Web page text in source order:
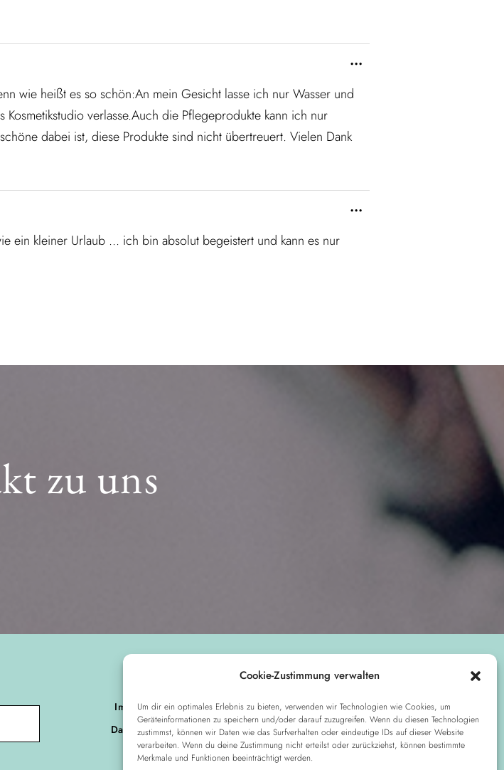
Cookie-Zustimmung verwalten
Um dir ein optimales Erlebnis zu bieten, verwenden wir Technologien wie Cookies, um
Geräteinformationen zu speichern und/oder darauf zuzugreifen. Wenn du diesen Technologien
zustimmst, können wir Daten wie das Surfverhalten oder eindeutige IDs auf dieser Website
verarbeiten. Wenn du deine Zustimmung nicht erteilst oder zurückziehst, können bestimmte
Merkmale und Funktionen beeinträchtigt werden.
wie heißt es so schön:An mein Gesicht lasse ich nur Wasser und
verlasse.Auch die Pflegeprodukte kann ich nur
dabei ist, diese Produkte sind nicht übertreuert. Vielen Dank
...
ein kleiner Urlaub ... ich bin absolut begeistert und kann es nur
...
zu uns
Impressum
Datenschutz
AGB